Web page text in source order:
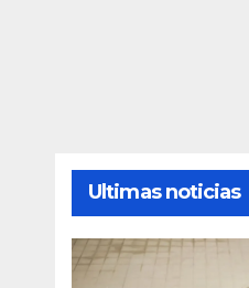
Ultimas noticias